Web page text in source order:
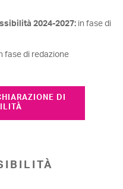
2024-2027: in fase di
fase di redazione
DI